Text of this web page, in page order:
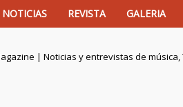
NOTICIAS REVISTA GALERIA